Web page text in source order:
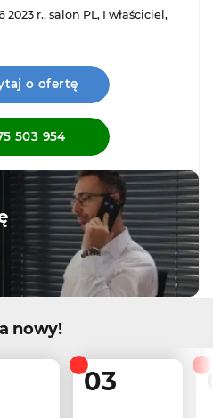
2023 r., salon PL, I właściciel,
o ofertę
503 954
nowy!
03